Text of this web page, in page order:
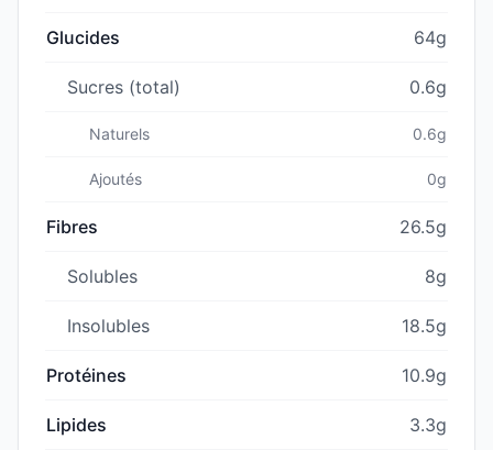
Glucides 64g
Sucres (total) 0.6g
Naturels 0.6g
Ajoutés 0g
Fibres 26.5g
Solubles 8g
Insolubles 18.5g
Protéines 10.9g
Lipides 3.3g